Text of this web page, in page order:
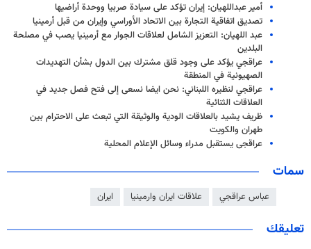
أمير عبداللهيان: إيران تؤكد على سيادة صربيا ووحدة أراضيها
تصديق اتفاقية التجارة بين الاتحاد الأوراسي وإيران من قبل أرمينيا
عبد اللهيان: التعزيز الشامل لعلاقات الجوار مع أرمينيا يصب في مصلحة
البلدين
عراقجي يؤكد على وجود قلق مشترك بين الدول بشأن التهديدات
الصهيونية في المنطقة
عراقجي لنظيره اللبناني: نحن ايضا نسعى إلى فتح فصل جديد في
العلاقات الثنائية
ظريف يشيد بالعلاقات الودية والوثيقة التي تبعث على الاحترام بين
طهران والكويت
عراقجی یستقبل مدراء وسائل الإعلام المحلية
سمات
عباس عراقجي علاقات ايران وارمينيا ايران
تعليقك